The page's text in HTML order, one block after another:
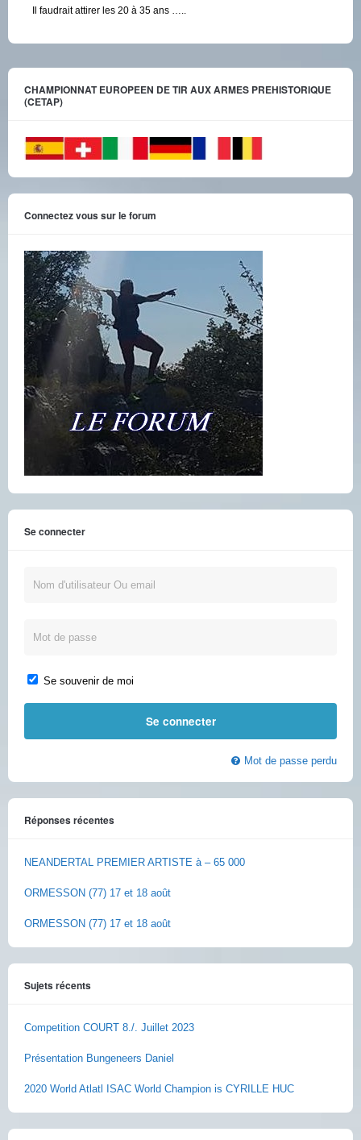
Il faudrait attirer les 20 à 35 ans …..
CHAMPIONNAT EUROPEEN DE TIR AUX ARMES PREHISTORIQUE
(CETAP)
Connectez vous sur le forum
Se connecter
Se souvenir de moi
Mot de passe perdu
Réponses récentes
NEANDERTAL PREMIER ARTISTE à – 65 000
ORMESSON (77) 17 et 18 août
ORMESSON (77) 17 et 18 août
Sujets récents
Competition COURT 8./. Juillet 2023
Présentation Bungeneers Daniel
2020 World Atlatl ISAC World Champion is CYRILLE HUC